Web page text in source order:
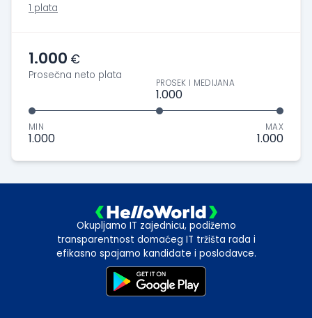
1 plata
1.000 €
Prosečna neto plata
MIN
1.000
PROSEK I MEDIJANA
1.000
MAX
1.000
Okupljamo IT zajednicu, podižemo
transparentnost domaćeg IT tržišta rada i
efikasno spajamo kandidate i poslodavce.